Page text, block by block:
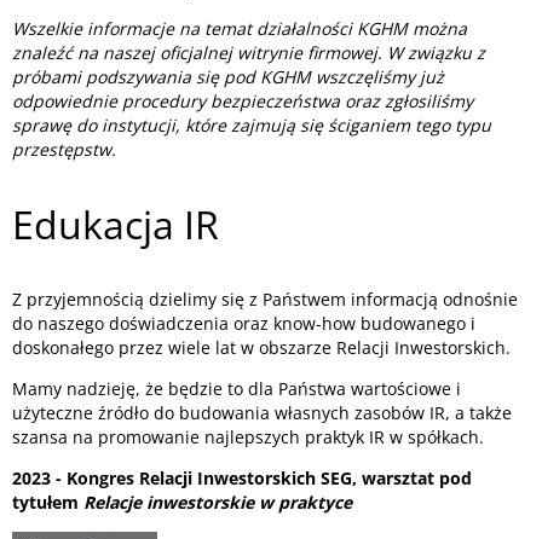
Wszelkie informacje na temat działalności KGHM można
znaleźć na naszej oficjalnej witrynie firmowej. W związku z
próbami podszywania się pod KGHM wszczęliśmy już
odpowiednie procedury bezpieczeństwa oraz zgłosiliśmy
sprawę do instytucji, które zajmują się ściganiem tego typu
przestępstw.
Edukacja IR
Z przyjemnością dzielimy się z Państwem informacją odnośnie
do naszego doświadczenia oraz know-how budowanego i
doskonałego przez wiele lat w obszarze Relacji Inwestorskich.
Mamy nadzieję, że będzie to dla Państwa wartościowe i
użyteczne źródło do budowania własnych zasobów IR, a także
szansa na promowanie najlepszych praktyk IR w spółkach.
2023 - Kongres Relacji Inwestorskich SEG, warsztat pod
tytułem Relacje inwestorskie w praktyce